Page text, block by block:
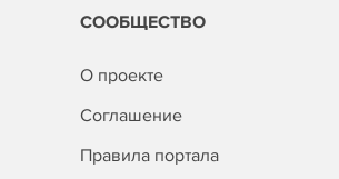
СООБЩЕСТВО
О проекте
Соглашение
Правила портала